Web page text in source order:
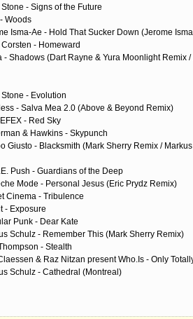
- Signs of the Future
Woods
Isma-Ae - Hold That Sucker Down (Jerome
- Homeward
- Shadows (Dart Rayne & Yura Moonlight Remix
- Evolution
- Salva Mea 2.0 (Above & Beyond Remix)
- Red Sky
& Hawkins - Skypunch
Giusto - Blacksmith (Mark Sherry Remix /
Push - Guardians of the Deep
Mode - Personal Jesus (Eric Prydz Remix)
Cinema - Tribulence
- Exposure
Punk - Dear Kate
Schulz - Remember This (Mark Sherry Remix)
- Stealth
& Raz Nitzan present Who.Is - Only
Schulz - Cathedral (Montreal)